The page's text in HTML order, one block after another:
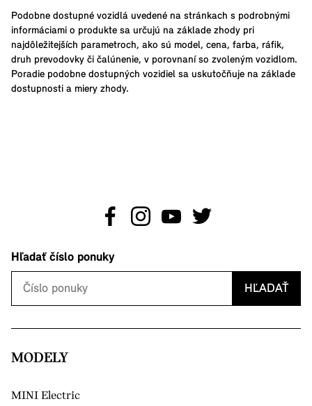
Podobne dostupné vozidlá uvedené na stránkach s podrobnými
informáciami o produkte sa určujú na základe zhody pri
najdôležitejších parametroch, ako sú model, cena, farba, ráfik,
druh prevodovky či čalúnenie, v porovnaní so zvoleným vozidlom.
Poradie podobne dostupných vozidiel sa uskutočňuje na základe
dostupnosti a miery zhody.
Hľadať číslo ponuky
HĽADAŤ
MODELY
MINI Electric